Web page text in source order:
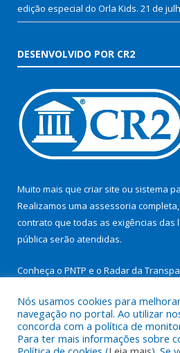
edição especial do Orla Kids. 21 de
DESENVOLVIDO POR CR2
Muito mais que criar site ou sistema
Realizamos uma assessoria
contrato que todas as exigências das
pública serão atendidas.
Conheça o PNTP e o Radar da
Todos os direitos reservados a
Nós usamos cookies para
navegação no portal. Ao utilizar
concorda com a política de
Para ter mais informações sobre